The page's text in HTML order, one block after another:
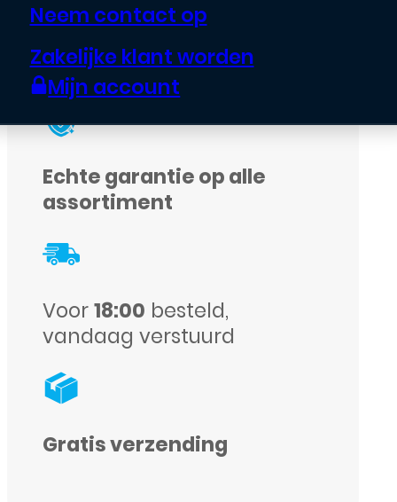
Neem contact op
Zakelijke klant worden
Mijn account
Uitverkocht
Echte garantie op alle
assortiment
Voor18:00 besteld,
vandaag verstuurd
Gratis verzending